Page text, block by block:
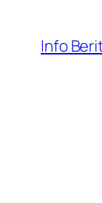
content
Info